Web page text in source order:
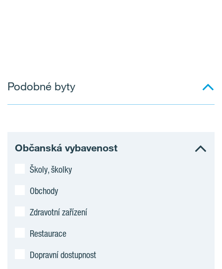
Podobné byty
Občanská vybavenost
Školy, školky
Obchody
Zdravotní zařízení
Restaurace
Dopravní dostupnost